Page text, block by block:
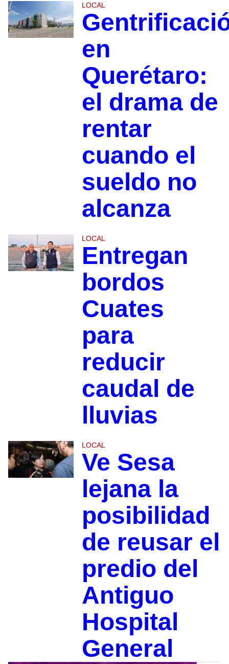
LOCAL
en
Querétaro:
el drama de
rentar
cuando el
sueldo no
alcanza
LOCAL
Entregan
bordos
Cuates
para
reducir
caudal de
lluvias
LOCAL
Ve Sesa
lejana la
posibilidad
de reusar el
predio del
Antiguo
Hospital
General